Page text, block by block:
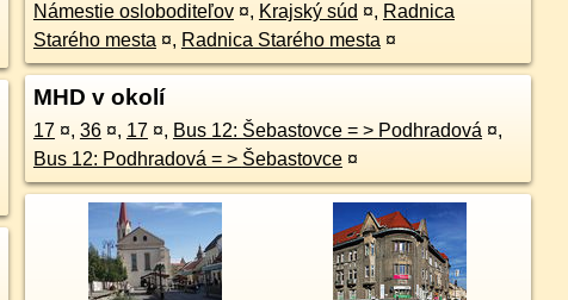
Námestie osloboditeľov ¤, Krajský súd ¤, Radnica
Starého mesta ¤, Radnica Starého mesta ¤
MHD v okolí
17 ¤, 36 ¤, 17 ¤, Bus 12: Šebastovce = > Podhradová ¤,
Bus 12: Podhradová = > Šebastovce ¤